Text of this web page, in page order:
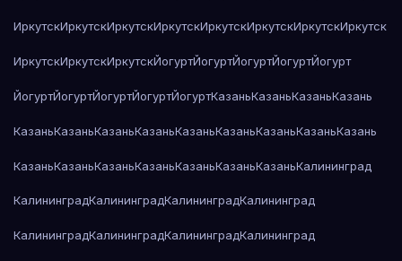
ИркутскИркутскИркутскИркутскИркутскИркутскИркутскИркутск
ИркутскИркутскИркутскЙогуртЙогуртЙогуртЙогуртЙогурт
ЙогуртЙогуртЙогуртЙогуртЙогуртКазаньКазаньКазаньКазань
КазаньКазаньКазаньКазаньКазаньКазаньКазаньКазаньКазань
КазаньКазаньКазаньКазаньКазаньКазаньКазаньКалининград
КалининградКалининградКалининградКалининград
КалининградКалининградКалининградКалининград